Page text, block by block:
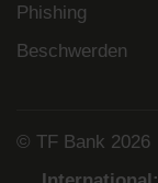
Phishing
Beschwerden
© TF Bank 2026